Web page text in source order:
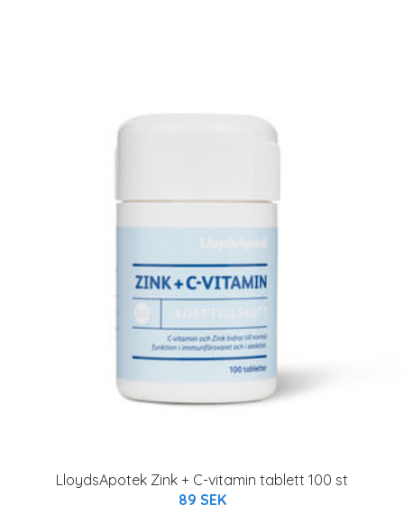
LloydsApotek Zink + C-vitamin tablett 100 st
89 SEK